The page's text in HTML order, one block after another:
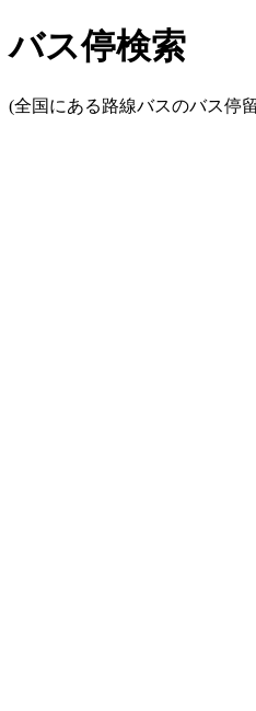
バス停検索
(全国にある路線バスのバス停